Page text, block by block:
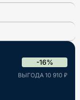
-16%
ВЫГОДА 10 910 ₽